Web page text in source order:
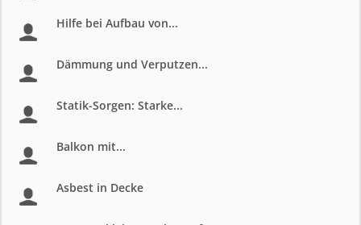
Hilfe bei Aufbau von...
Dämmung und Verputzen...
Statik-Sorgen: Starke...
Balkon mit...
Asbest in Decke